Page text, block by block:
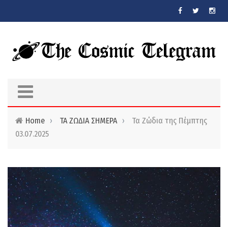
Home › ΤΑ ΖΩΔΙΑ ΣΗΜΕΡΑ ›
Τα Ζώδια της Πέμπτης
03.07.2025